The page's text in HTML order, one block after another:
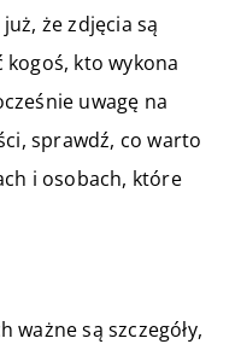
że zdjęcia są
kto wykona
uwagę na
sprawdź, co warto
i osobach, które
ważne są szczegóły,